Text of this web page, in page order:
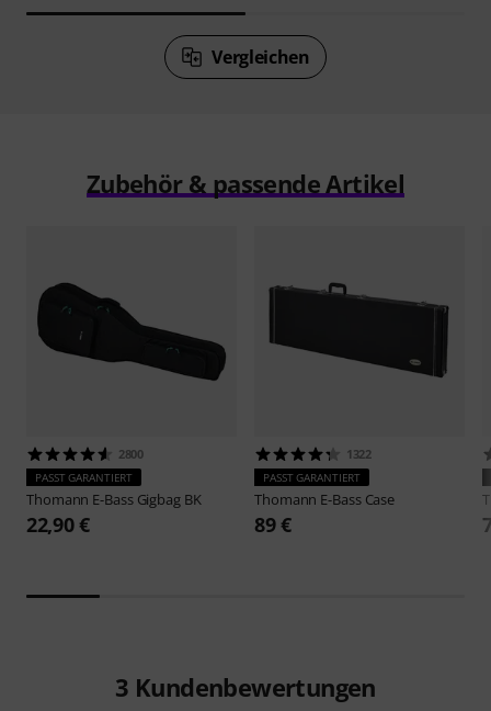
Vergleichen
Zubehör & passende Artikel
2800
PASST GARANTIERT
Thomann E-Bass Gigbag BK
22,90 €
1322
PASST GARANTIERT
Thomann E-Bass Case
89 €
3 Kundenbewertungen